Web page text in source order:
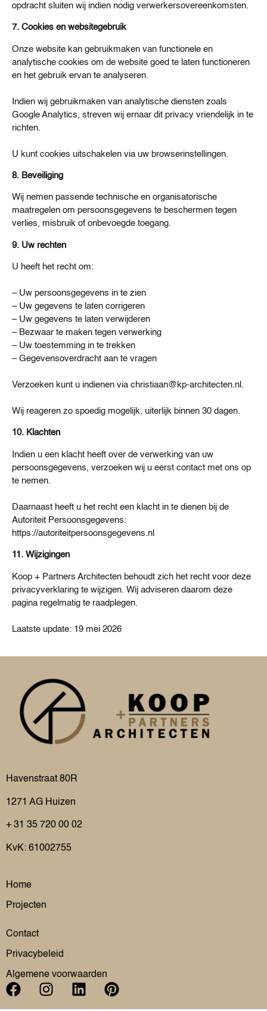
opdracht sluiten wij indien nodig verwerkersovereenkomsten.
7. Cookies en websitegebruik
Onze website kan gebruikmaken van functionele en
analytische cookies om de website goed te laten functioneren
en het gebruik ervan te analyseren.
Indien wij gebruikmaken van analytische diensten zoals
Google Analytics, streven wij ernaar dit privacy vriendelijk in te
richten.
U kunt cookies uitschakelen via uw browserinstellingen.
8. Beveiliging
Wij nemen passende technische en organisatorische
maatregelen om persoonsgegevens te beschermen tegen
verlies, misbruik of onbevoegde toegang.
9. Uw rechten
U heeft het recht om:
– Uw persoonsgegevens in te zien
– Uw gegevens te laten corrigeren
– Uw gegevens te laten verwijderen
– Bezwaar te maken tegen verwerking
– Uw toestemming in te trekken
– Gegevensoverdracht aan te vragen
Verzoeken kunt u indienen via christiaan@kp-architecten.nl.
Wij reageren zo spoedig mogelijk, uiterlijk binnen 30 dagen.
10. Klachten
Indien u een klacht heeft over de verwerking van uw
persoonsgegevens, verzoeken wij u eerst contact met ons op
te nemen.
Daarnaast heeft u het recht een klacht in te dienen bij de
Autoriteit Persoonsgegevens:
https://autoriteitpersoonsgegevens.nl
11. Wijzigingen
Koop + Partners Architecten behoudt zich het recht voor deze
privacyverklaring te wijzigen. Wij adviseren daarom deze
pagina regelmatig te raadplegen.
Laatste update: 19 mei 2026
Havenstraat 80R
1271 AG Huizen
+ 31 35 720 00 02
KvK: 61002755
Home
Projecten
Contact
Privacybeleid
Algemene voorwaarden